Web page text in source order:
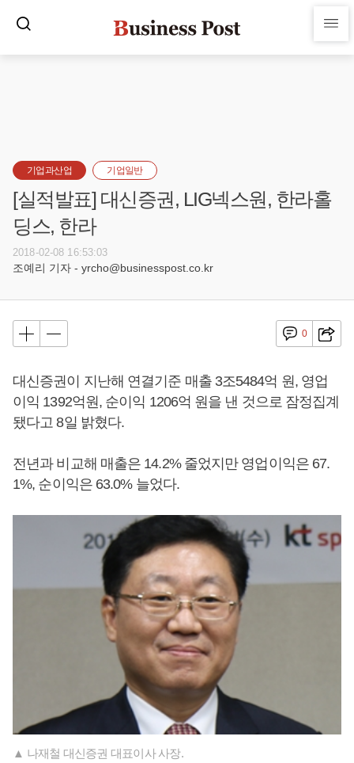
기업과산업 기업일반
[실적발표] 대신증권, LIG넥스원, 한라홀
딩스, 한라
2018-02-08 16:53:03
조예리 기자 - yrcho@businesspost.co.kr
0
대신증권이 지난해 연결기준 매출 3조5484억 원, 영업
이익 1392억원, 순이익 1206억 원을 낸 것으로 잠정집계
됐다고 8일 밝혔다.
전년과 비교해 매출은 14.2% 줄었지만 영업이익은 67.
1%, 순이익은 63.0% 늘었다.
▲ 나재철 대신증권 대표이사 사장.